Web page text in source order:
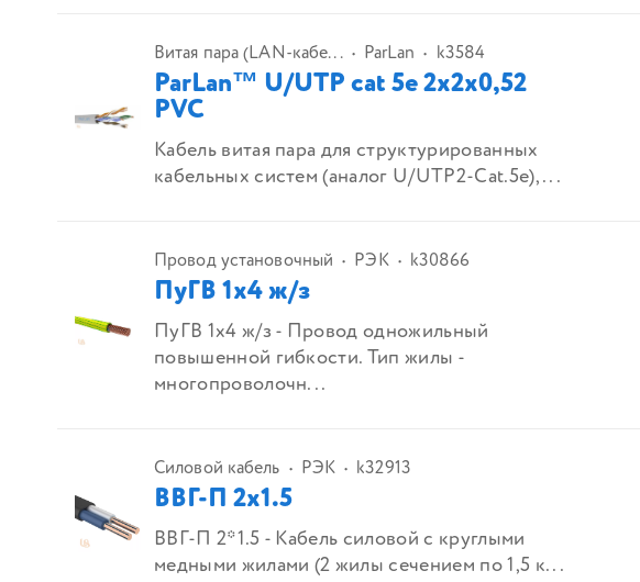
Витая пара (LAN-кабе... ParLan k3584
ParLan™ U/UTP cat 5e 2х2х0,52
PVC
Кабель витая пара для структурированных
кабельных систем (аналог U/UTP2-Cat.5е),...
Провод установочный РЭК k30866
ПуГВ 1х4 ж/з
ПуГВ 1х4 ж/з - Провод одножильный
повышенной гибкости. Тип жилы -
многопроволочн...
Силовой кабель РЭК k32913
ВВГ-П 2х1.5
ВВГ-П 2*1.5 - Кабель силовой с круглыми
медными жилами (2 жилы сечением по 1,5 к...